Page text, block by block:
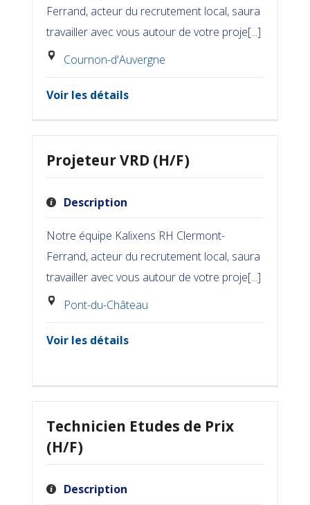
Ferrand, acteur du recrutement local, saura
travailler avec vous autour de votre proje[...]
Cournon-d'Auvergne
Voir les détails
Projeteur VRD (H/F)
Description
Notre équipe Kalixens RH Clermont-
Ferrand, acteur du recrutement local, saura
travailler avec vous autour de votre proje[...]
Pont-du-Château
Voir les détails
Technicien Etudes de Prix
(H/F)
Description